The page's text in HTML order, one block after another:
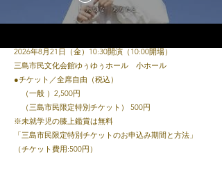
YouTube
その完成セレモニーに合わせてコンサート開催します！
2026年8月21日（金）10:30開演（10:00開場）
三島市民文化会館ゆぅゆぅホール 小ホール
●チケット／全席自由（税込）
（一般 ）2,500円
（三島市民限定特別チケット） 500円
※未就学児の膝上鑑賞は無料
「三島市民限定特別チケットのお申込み期間と方法」
（チケット費用:500円）